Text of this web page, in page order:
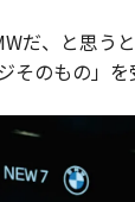
だ、と思う
そのもの」